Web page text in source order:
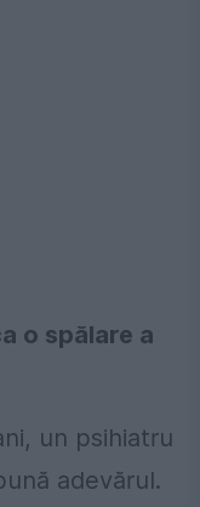
o spălare a
un psihiatru
adevărul.